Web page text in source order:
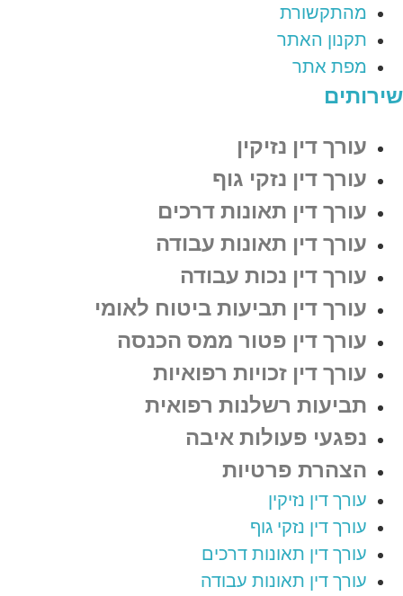
מהתקשורת
תקנון האתר
מפת אתר
שירותים
עורך דין נזיקין
עורך דין נזקי גוף
עורך דין תאונות דרכים
עורך דין תאונות עבודה
עורך דין נכות עבודה
עורך דין תביעות ביטוח לאומי
עורך דין פטור ממס הכנסה
עורך דין זכויות רפואיות
תביעות רשלנות רפואית
נפגעי פעולות איבה
הצהרת פרטיות
עורך דין נזיקין
עורך דין נזקי גוף
עורך דין תאונות דרכים
עורך דין תאונות עבודה